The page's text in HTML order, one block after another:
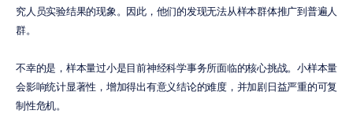
究人员实验结果的现象。因此，他们的发现无法从样本群体推广到普遍人
群。
不幸的是，样本量过小是目前神经科学事务所面临的核心挑战。小样本量
会影响统计显著性，增加得出有意义结论的难度，并加剧日益严重的可复
制性危机。